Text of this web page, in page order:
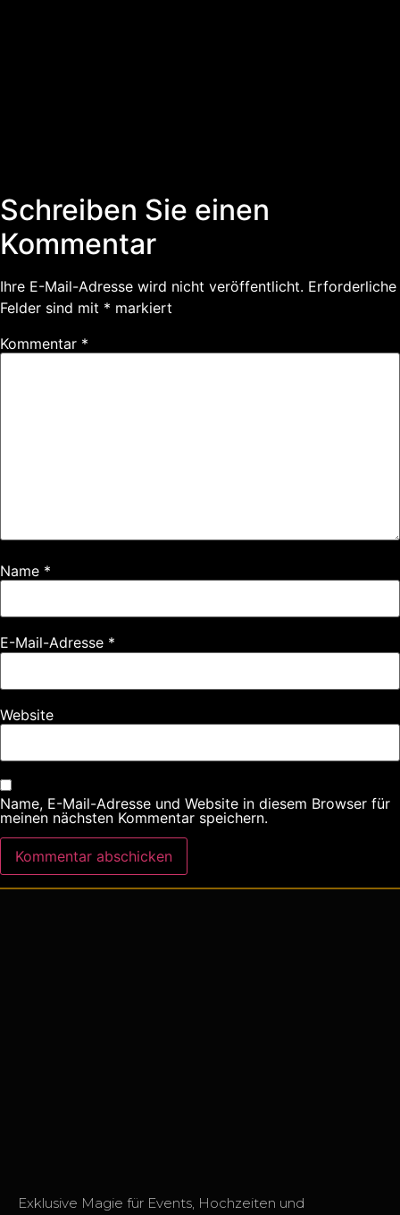
Schreiben Sie einen
Kommentar
Ihre E-Mail-Adresse wird nicht veröffentlicht. Erforderliche
Felder sind mit * markiert
Kommentar *
Name *
E-Mail-Adresse *
Website
Name, E-Mail-Adresse und Website in diesem Browser für
meinen nächsten Kommentar speichern.
Exklusive Magie für Events, Hochzeiten und